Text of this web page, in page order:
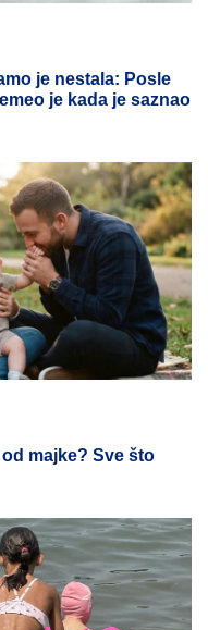
je nestala: Posle
je kada je saznao
majke? Sve što